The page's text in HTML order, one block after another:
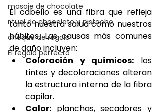
masaje de chocolate
ritual de chocolate y pistacho
cheque de regalo
El regalo perfecto
El cabello es una fibra que refleja
tanto nuestra salud como nuestros
hábitos. Las causas más comunes
de daño incluyen:
Coloración y químicos: los
tintes y decoloraciones alteran
la estructura interna de la fibra
capilar.
Calor: planchas, secadores y